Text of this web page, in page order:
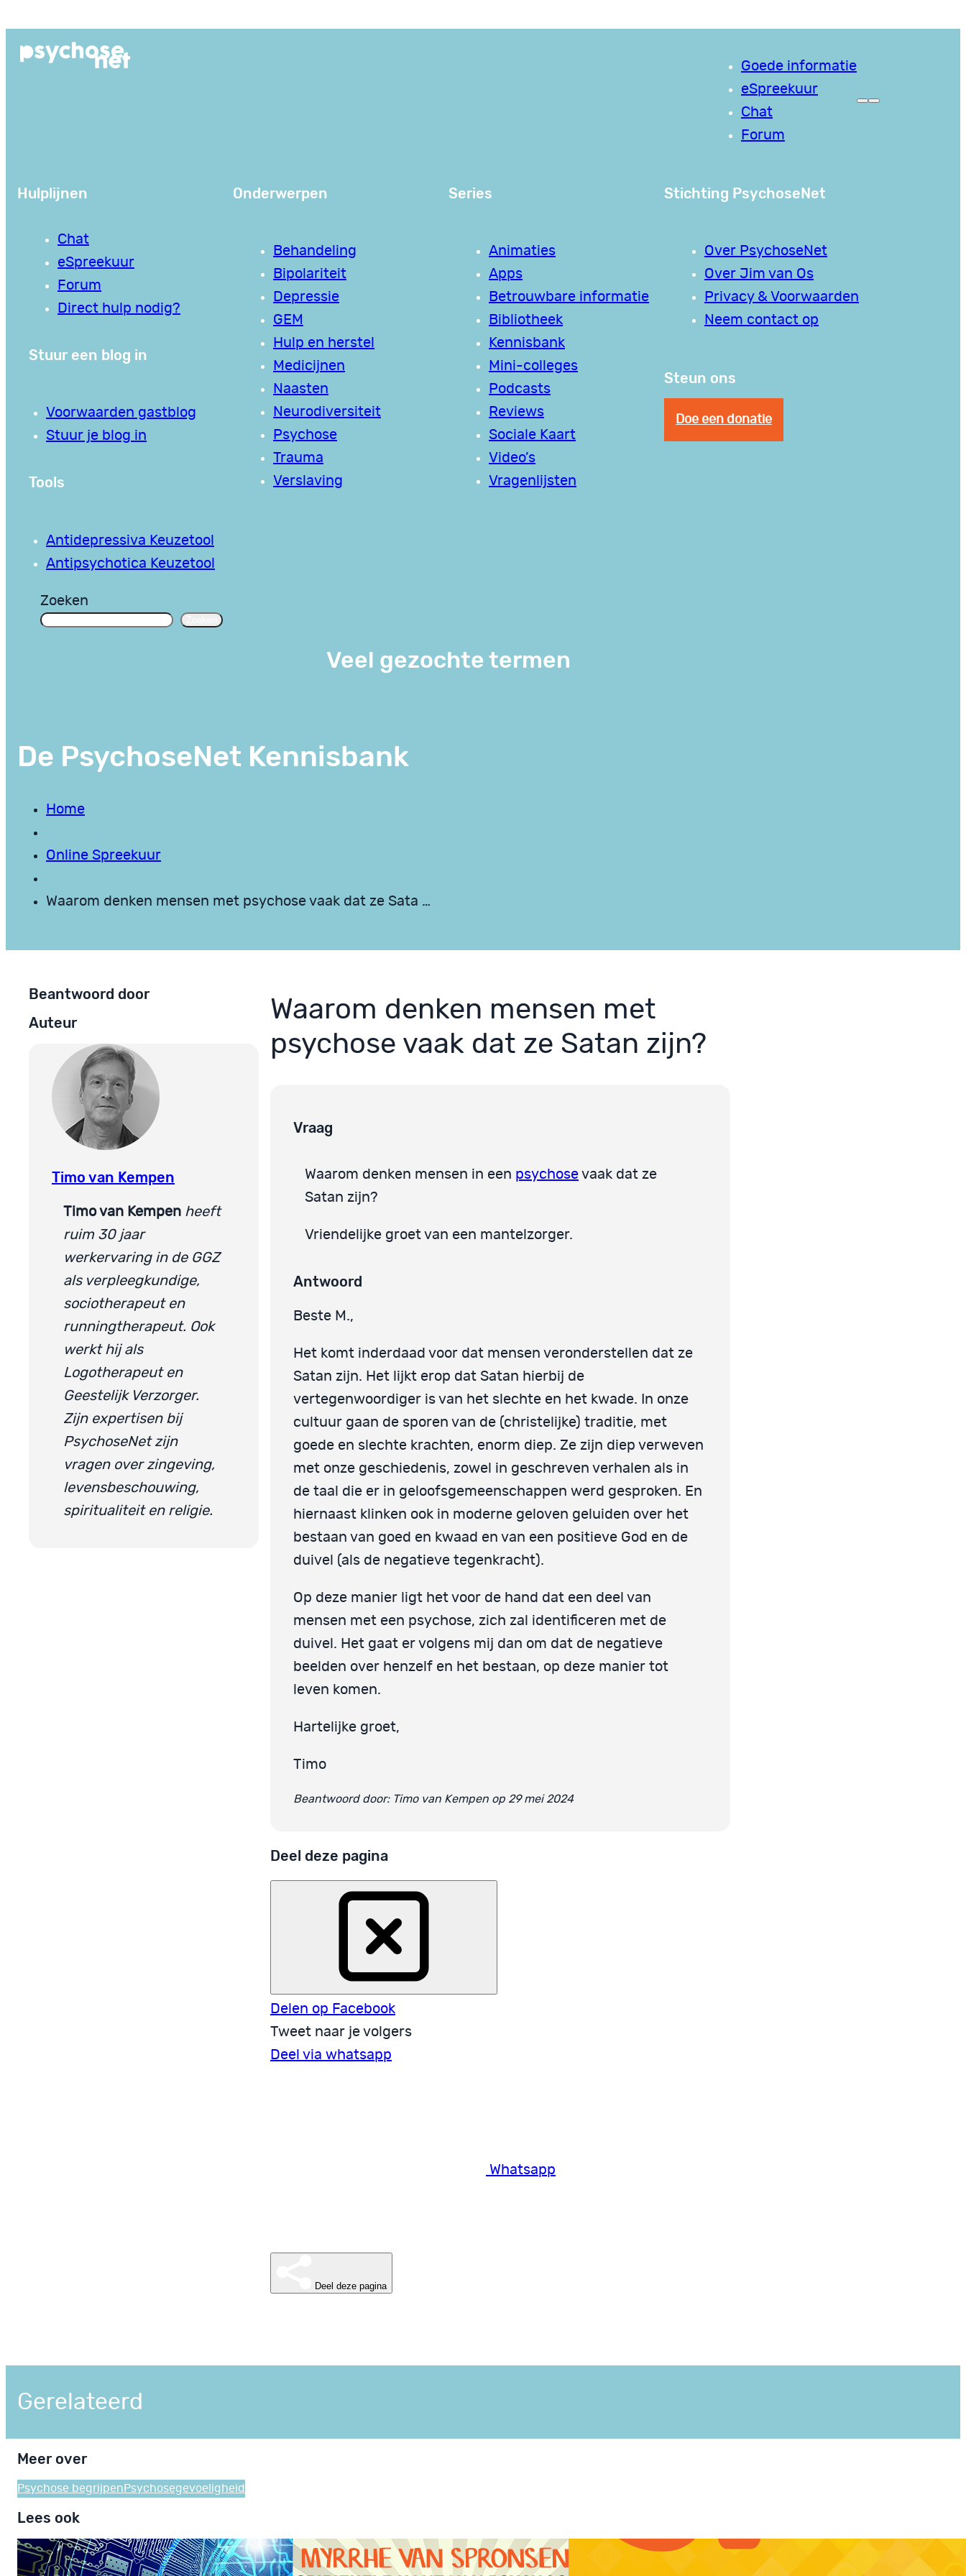
de
Goede informatie
eSpreekuur
Chat
Forum
Hulplijnen
Chat
eSpreekuur
Forum
Direct hulp nodig?
Stuur een blog in
Voorwaarden gastblog
Stuur je blog in
Tools
Antidepressiva Keuzetool
Antipsychotica Keuzetool
Onderwerpen
Behandeling
Bipolariteit
Depressie
GEM
Hulp en herstel
Medicijnen
Naasten
Neurodiversiteit
Psychose
Trauma
Verslaving
Series
Animaties
Apps
Betrouwbare informatie
Bibliotheek
Kennisbank
Mini-colleges
Podcasts
Reviews
Sociale Kaart
Video’s
Vragenlijsten
Stichting PsychoseNet
Over PsychoseNet
Over Jim van Os
Privacy & Voorwaarden
Neem contact op
Steun ons
Doe een donatie
Zoeken
Veel gezochte termen
De PsychoseNet Kennisbank
Home
Online Spreekuur
Waarom denken mensen met psychose vaak dat ze Sata …
Beantwoord door
Auteur
Timo van Kempen
Timo van Kempen heeft
ruim 30 jaar
werkervaring in de GGZ
als verpleegkundige,
sociotherapeut en
runningtherapeut. Ook
werkt hij als
Logotherapeut en
Geestelijk Verzorger.
Zijn expertisen bij
PsychoseNet zijn
vragen over zingeving,
levensbeschouwing,
spiritualiteit en religie.
Waarom denken mensen met
psychose vaak dat ze Satan zijn?
Vraag
Waarom denken mensen in een psychose vaak dat ze
Satan zijn?
Vriendelijke groet van een mantelzorger.
Antwoord
Beste M.,
Het komt inderdaad voor dat mensen veronderstellen dat ze
Satan zijn. Het lijkt erop dat Satan hierbij de
vertegenwoordiger is van het slechte en het kwade. In onze
cultuur gaan de sporen van de (christelijke) traditie, met
goede en slechte krachten, enorm diep. Ze zijn diep verweven
met onze geschiedenis, zowel in geschreven verhalen als in
de taal die er in geloofsgemeenschappen werd gesproken. En
hiernaast klinken ook in moderne geloven geluiden over het
bestaan van goed en kwaad en van een positieve God en de
duivel (als de negatieve tegenkracht).
Op deze manier ligt het voor de hand dat een deel van
mensen met een psychose, zich zal identificeren met de
duivel. Het gaat er volgens mij dan om dat de negatieve
beelden over henzelf en het bestaan, op deze manier tot
leven komen.
Hartelijke groet,
Timo
Beantwoord door: Timo van Kempen op 29 mei 2024
Deel deze pagina
Delen op Facebook
Tweet naar je volgers
Deel via whatsapp
Whatsapp
Deel deze pagina
Gerelateerd
Meer over
Psychose begrijpen Psychosegevoeligheid
Lees ook